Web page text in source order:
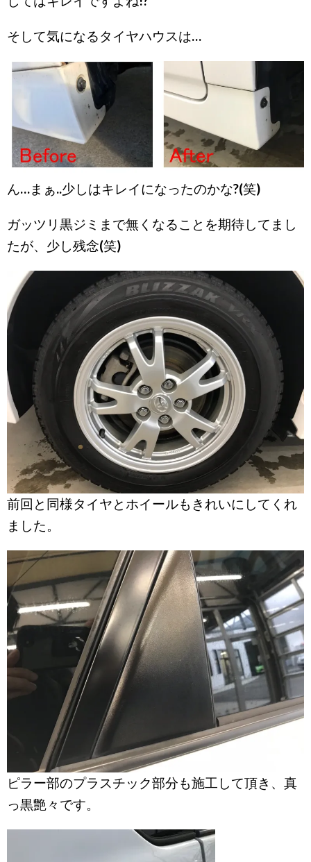
そして気になるタイヤハウスは…
ん…まぁ..少しはキレイになったのかな?(笑)
ガッツリ黒ジミまで無くなることを期待してまし
たが、少し残念(笑)
前回と同様タイヤとホイールもきれいにしてくれ
ました。
ピラー部のプラスチック部分も施工して頂き、真
っ黒艶々です。